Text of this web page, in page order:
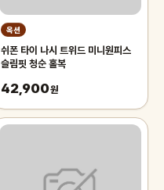
옥션
쉬폰 타이 나시 트위드 미니원피스
슬림핏 청순 홀복
42,900원